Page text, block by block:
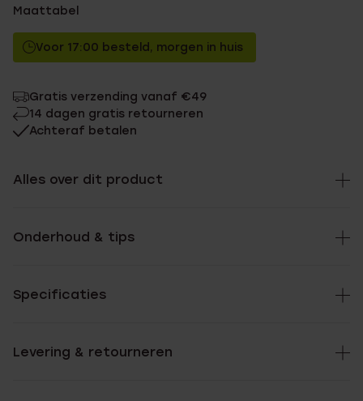
Maattabel
Voor 17:00 besteld, morgen in huis
Gratis verzending vanaf €49
14 dagen gratis retourneren
Achteraf betalen
Alles over dit product
Onderhoud & tips
Specificaties
Levering & retourneren